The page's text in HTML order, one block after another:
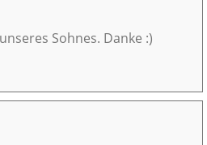
Sohnes. Danke :)